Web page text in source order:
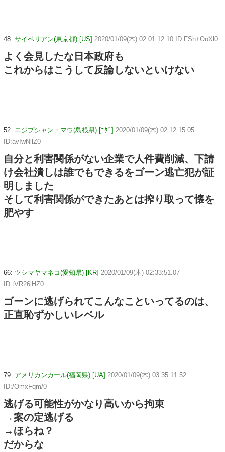
48: サイベリアン(東京都) [US] 2020/01/09(木) 02:01:12.10 ID:FSh+OoXl0
よく会見したな日本政府も
これからはこうして反論しないといけない
52: エジプシャン・マウ(島根県) [ﾆﾀﾞ] 2020/01/09(木) 02:12:15.05
ID:avIwNllZ0
自分と利害関係がない企業で人件費削減、下請
け会社潰しは誰でもできるをゴーン逃亡犯が証
明しました
そして利害関係ができたあとは搾り取って懐を
肥やす
66: ツシマヤマネコ(愛知県) [KR] 2020/01/09(木) 02:33:51.07
ID:tVR26lHZ0
ゴーンに逃げられてこんなこといってるのは、
正直恥ずかしいレベル
79: アメリカンカール(福岡県) [UA] 2020/01/09(木) 03:35:11.52
ID:/OmxFqm/0
逃げる可能性がかなり高いから拘束
→案の定逃げる
→ほらね？
だからな